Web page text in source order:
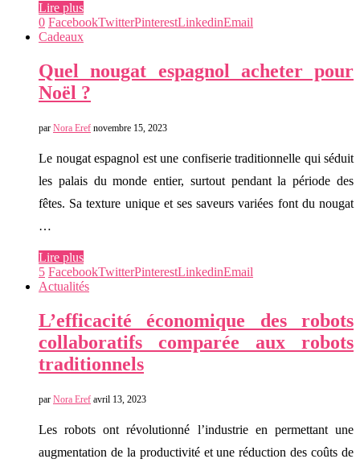
Lire plus
0 FacebookTwitterPinterestLinkedinEmail
Cadeaux
Quel nougat espagnol acheter pour
Noël ?
par Nora Eref novembre 15, 2023
Le nougat espagnol est une confiserie traditionnelle qui séduit
les palais du monde entier, surtout pendant la période des
fêtes. Sa texture unique et ses saveurs variées font du nougat
…
Lire plus
5 FacebookTwitterPinterestLinkedinEmail
Actualités
L’efficacité économique des robots
collaboratifs comparée aux robots
traditionnels
par Nora Eref avril 13, 2023
Les robots ont révolutionné l’industrie en permettant une
augmentation de la productivité et une réduction des coûts de